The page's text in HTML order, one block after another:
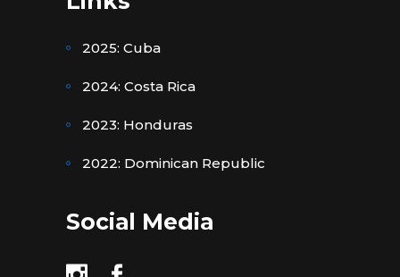
2025: Cuba
2024: Costa Rica
2023: Honduras
2022: Dominican Republic
Social Media